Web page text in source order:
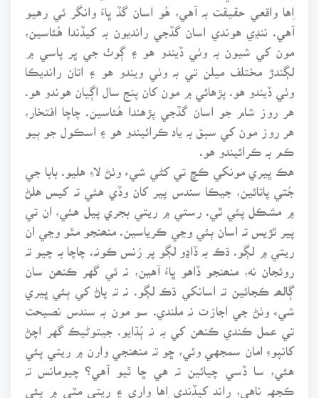
اِها واقعي حقيقت بہ آهي، هُو اسان گڏ ڀاءُ وانگر ئي رهيو
آهي. ننڍي هوندي اسان گڏجي رانديون بہ کيڏندا هُئاسين،
مون کي شيون بہ وٺي ڏيندو هو ۽ ڳوٺ جي ڀر پاسي ۾
لڳندڙ مختلف ميلن تي بہ وٺي ويندو هو ۽ اتان رانديڪا
وٺي ڏيندو هو. پڙهائي ۾ مون کان پنج سال اڳيان هوندو هو.
هر روز شام جو اسان گڏجي پڙهندا هُئاسين. چاچا افتخار،
هر روز مون کي سبق بہ ياد ڪرائيندو هو ۽ اسڪول جو ٻيو
ڪم بہ ڪرائيندو هو.
هڪ ڀيري مونکي ڪڇ تي کڻي شيء وٺڻ لاءِ هليو. بابا جي
جُتي پاتائين، جيڪا سندس پير کان وڏي هئي تہ کيس هلڻ
۾ مشڪل پئي ٿي. رستي ۾ ريتي بجري پيل هئي، ان تي
پير ٿڙيس تہ اسان ٻئي وڃي ڪرياسين. منھنجو مٿو وڃي ان
ريتي ۾ لڳو. ڌڪ بہ ڏاڍو لڳو پر رُنس ڪونہ. چاچا بہ چيو تہ
روئجان نه، منھنجو ڏاهو ڀاءُ آهين، نہ ئي گهر ڪنھن سان
ڳالھہ ڪجائين تہ اسانکي ڌڪ لڳو. نہ تہ پاڻ کي ٻئي ڀيري
شيء وٺڻ جي اجازت نہ ملندي. سو مون بہ سندس نصيحت
تي عمل ڪندي ڪنھن کي بہ نہ ٻُڌايو. جيتوڻيڪ گهر اچڻ
کانپوءِ امان سمجهي وئي، ڇو تہ منھنجي وارن ۾ ريتي پئي
هئي، سا ڏسي چيائين تہ هي ڇا ٿيو آهي؟ چيومانس تہ
ڪجهہ ناهي، راند کيڏندي اِها واري ۽ ريتي مٽي ۾ پئي